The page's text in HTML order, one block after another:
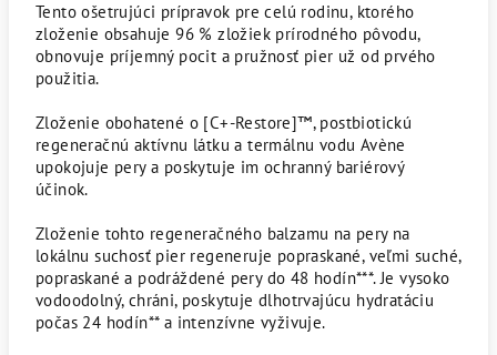
Tento ošetrujúci prípravok pre celú rodinu, ktorého
zloženie obsahuje 96 % zložiek prírodného pôvodu,
obnovuje príjemný pocit a pružnosť pier už od prvého
použitia.
Zloženie obohatené o [C+-Restore]™, postbiotickú
regeneračnú aktívnu látku a termálnu vodu Avène
upokojuje pery a poskytuje im ochranný bariérový
účinok.
Zloženie tohto regeneračného balzamu na pery na
lokálnu suchosť pier regeneruje popraskané, veľmi suché,
popraskané a podráždené pery do 48 hodín***. Je vysoko
vodoodolný, chráni, poskytuje dlhotrvajúcu hydratáciu
počas 24 hodín** a intenzívne vyživuje.